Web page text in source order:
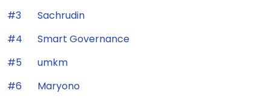
#3
Sachrudin
#4
Smart Governance
#5
umkm
#6
Maryono